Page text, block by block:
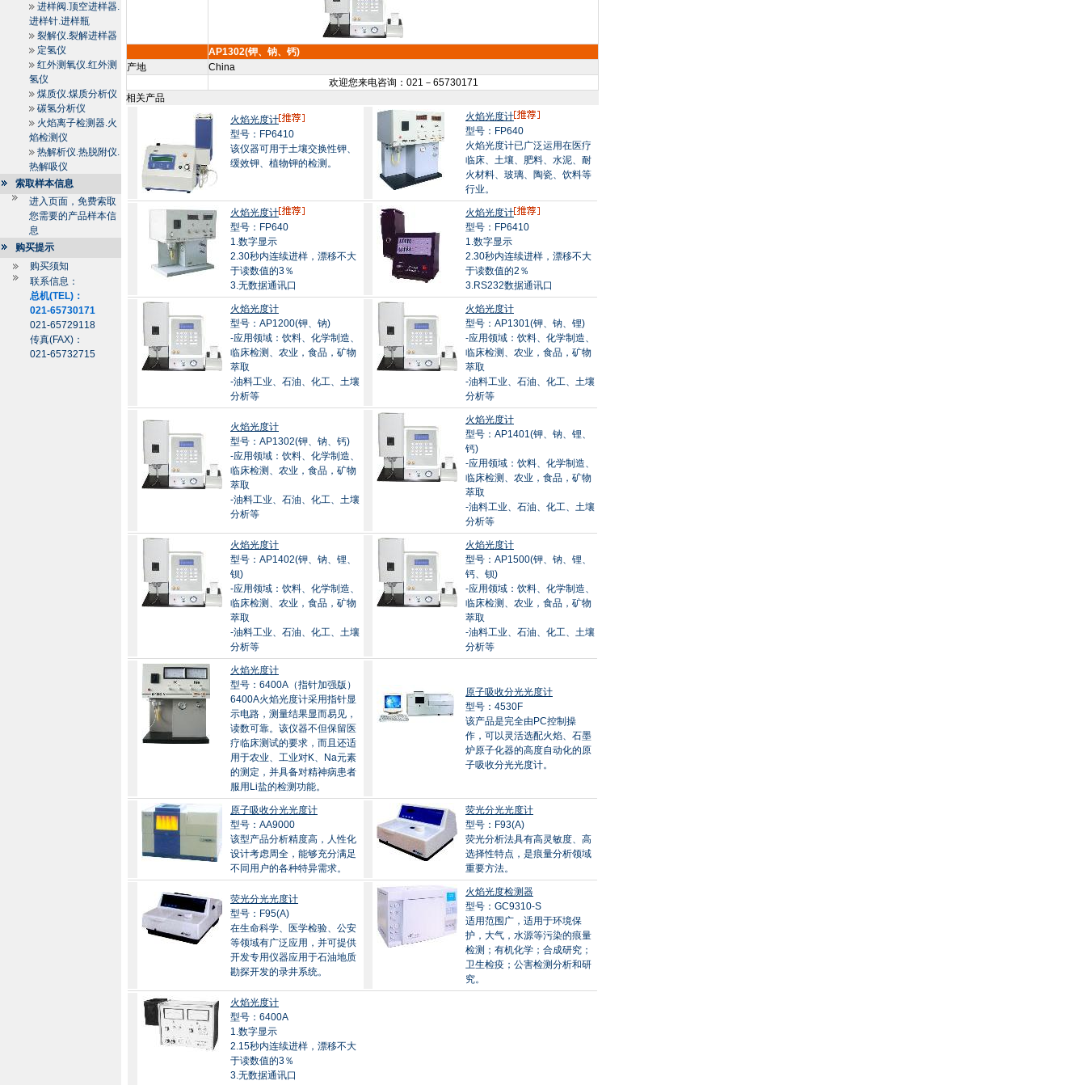
进样阀.顶空进样器.
进样针.进样瓶
裂解仪.裂解进样器
定氢仪
红外测氧仪.红外测
氢仪
煤质仪.煤质分析仪
碳氢分析仪
火焰离子检测器.火
焰检测仪
热解析仪.热脱附仪.
热解吸仪
索取样本信息
进入页面，免费索取
您需要的产品样本信
息
购买提示
购买须知
联系信息：
总机(TEL)：
021-65730171
021-65729118
传真(FAX)：
021-65732715
AP1302(钾、钠、钙)
产地
China
欢迎您来电咨询：021－65730171
相关产品
火焰光度计
型号：FP6410
该仪器可用于土壤交换性钾、
缓效钾、植物钾的检测。
火焰光度计
型号：FP640
火焰光度计已广泛运用在医疗
临床、土壤、肥料、水泥、耐
火材料、玻璃、陶瓷、饮料等
行业。
火焰光度计
型号：FP640
1.数字显示
2.30秒内连续进样，漂移不大
于读数值的3％
3.无数据通讯口
火焰光度计
型号：FP6410
1.数字显示
2.30秒内连续进样，漂移不大
于读数值的2％
3.RS232数据通讯口
火焰光度计
型号：AP1200(钾、钠)
-应用领域：饮料、化学制造、
临床检测、农业，食品，矿物
萃取
-油料工业、石油、化工、土壤
分析等
火焰光度计
型号：AP1301(钾、钠、锂)
-应用领域：饮料、化学制造、
临床检测、农业，食品，矿物
萃取
-油料工业、石油、化工、土壤
分析等
火焰光度计
型号：AP1302(钾、钠、钙)
-应用领域：饮料、化学制造、
临床检测、农业，食品，矿物
萃取
-油料工业、石油、化工、土壤
分析等
火焰光度计
型号：AP1401(钾、钠、锂、
钙)
-应用领域：饮料、化学制造、
临床检测、农业，食品，矿物
萃取
-油料工业、石油、化工、土壤
分析等
火焰光度计
型号：AP1402(钾、钠、锂、
钡)
-应用领域：饮料、化学制造、
临床检测、农业，食品，矿物
萃取
-油料工业、石油、化工、土壤
分析等
火焰光度计
型号：AP1500(钾、钠、锂、
钙、钡)
-应用领域：饮料、化学制造、
临床检测、农业，食品，矿物
萃取
-油料工业、石油、化工、土壤
分析等
火焰光度计
型号：6400A（指针加强版）
6400A火焰光度计采用指针显
示电路，测量结果显而易见，
读数可靠。该仪器不但保留医
疗临床测试的要求，而且还适
用于农业、工业对K、Na元素
的测定，并具备对精神病患者
服用Li盐的检测功能。
原子吸收分光光度计
型号：4530F
该产品是完全由PC控制操
作，可以灵活选配火焰、石墨
炉原子化器的高度自动化的原
子吸收分光光度计。
原子吸收分光光度计
型号：AA9000
该型产品分析精度高，人性化
设计考虑周全，能够充分满足
不同用户的各种特异需求。
荧光分光光度计
型号：F93(A)
荧光分析法具有高灵敏度、高
选择性特点，是痕量分析领域
重要方法。
荧光分光光度计
型号：F95(A)
在生命科学、医学检验、公安
等领域有广泛应用，并可提供
开发专用仪器应用于石油地质
勘探开发的录井系统。
火焰光度检测器
型号：GC9310-S
适用范围广，适用于环境保
护，大气，水源等污染的痕量
检测；有机化学；合成研究；
卫生检疫；公害检测分析和研
究。
火焰光度计
型号：6400A
1.数字显示
2.15秒内连续进样，漂移不大
于读数值的3％
3.无数据通讯口